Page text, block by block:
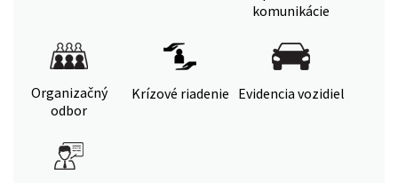
komunikácie
Organizačný
odbor
Krízové riadenie Evidencia vozidiel